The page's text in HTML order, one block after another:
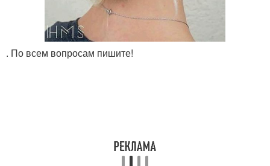
. По всем вопросам пишите!